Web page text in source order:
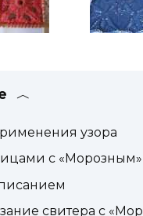
узора
с
свитера с